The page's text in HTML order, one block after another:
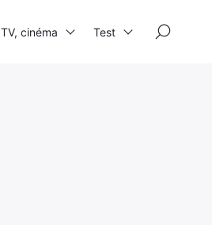
TV, cinéma Test